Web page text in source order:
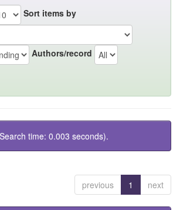
Sort items by
Authors/record
time: 0.003 seconds).
previous 1 next